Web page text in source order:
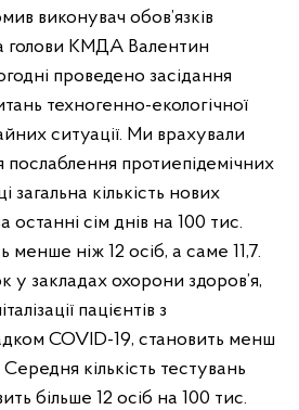
виконувач обов’язків
голови КМДА Валентин
проведено засідання
техногенно-екологічної
ситуації. Ми врахували
послаблення протиепідемічних
загальна кількість нових
останні сім днів на 100 тис.
менше ніж 12 осіб, а саме 11,7.
у закладах охорони здоров’я,
пацієнтів з
COVID-19, становить менш
кількість тестувань
більше 12 осіб на 100 тис.